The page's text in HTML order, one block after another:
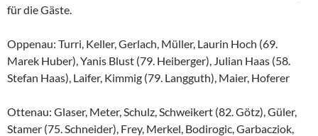
für die Gäste.
Oppenau: Turri, Keller, Gerlach, Müller, Laurin Hoch (69.
Marek Huber), Yanis Blust (79. Heiberger), Julian Haas (58.
Stefan Haas), Laifer, Kimmig (79. Langguth), Maier, Hoferer
Ottenau: Glaser, Meter, Schulz, Schweikert (82. Götz), Güler,
Stamer (75. Schneider), Frey, Merkel, Bodirogic, Garbacziok,